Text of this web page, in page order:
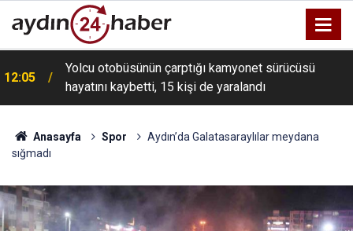
12:05
Yolcu otobüsünün çarptığı kamyonet sürücüsü
hayatını kaybetti, 15 kişi de yaralandı
Anasayfa Spor
Aydın’da Galatasaraylılar meydana
sığmadı